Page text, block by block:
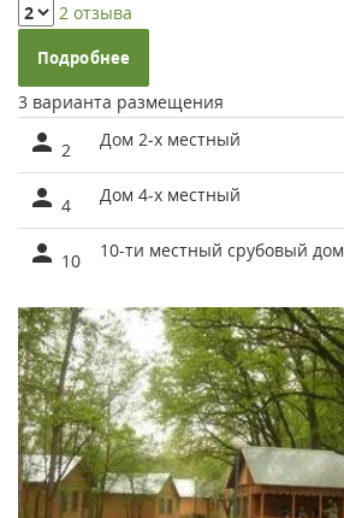
2 отзыва
Подробнее
3 варианта размещения
2 Дом 2-х местный
4 Дом 4-х местный
10 10-ти местный срубовый дом